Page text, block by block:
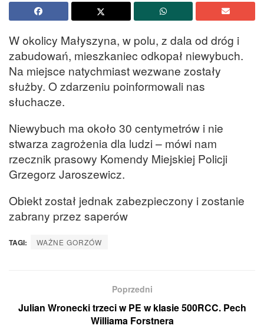
W okolicy Małyszyna, w polu, z dala od dróg i
zabudowań, mieszkaniec odkopał niewybuch.
Na miejsce natychmiast wezwane zostały
służby. O zdarzeniu poinformowali nas
słuchacze.
Niewybuch ma około 30 centymetrów i nie
stwarza zagrożenia dla ludzi – mówi nam
rzecznik prasowy Komendy Miejskiej Policji
Grzegorz Jaroszewicz.
Obiekt został jednak zabezpieczony i zostanie
zabrany przez saperów
TAGI: WAŻNE GORZÓW
Poprzedni
Julian Wronecki trzeci w PE w klasie 500RCC. Pech
Williama Forstnera